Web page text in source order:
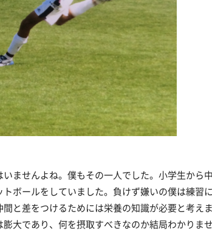
いませんよね。僕もその一人でした。小学生から
ボールをしていました。負けず嫌いの僕は練習
間と差をつけるためには栄養の知識が必要と考え
膨大であり、何を摂取すべきなのか結局わかりま